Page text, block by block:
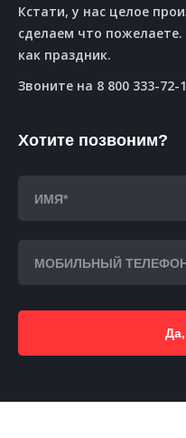
Кстати, у нас целое
сделаем что
как праздник.
Звоните на 8 800 333-72-
Хотите позвоним?